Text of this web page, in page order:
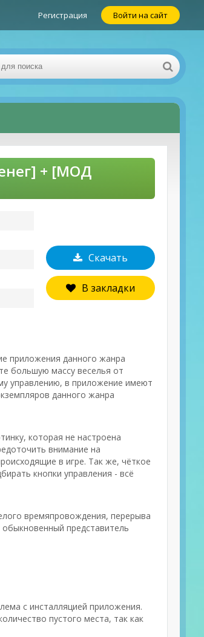
Регистрация Войти на сайт
+ [МОД
Скачать
В закладки
приложения данного жанра
большую массу веселья от
управлению, в приложение имеют
данного жанра
которая не настроена
внимание на
в игре. Так же, чёткое
кнопки управления - всё
времяпровождения, перерыва
представитель
с инсталляцией приложения.
пустого места, так как